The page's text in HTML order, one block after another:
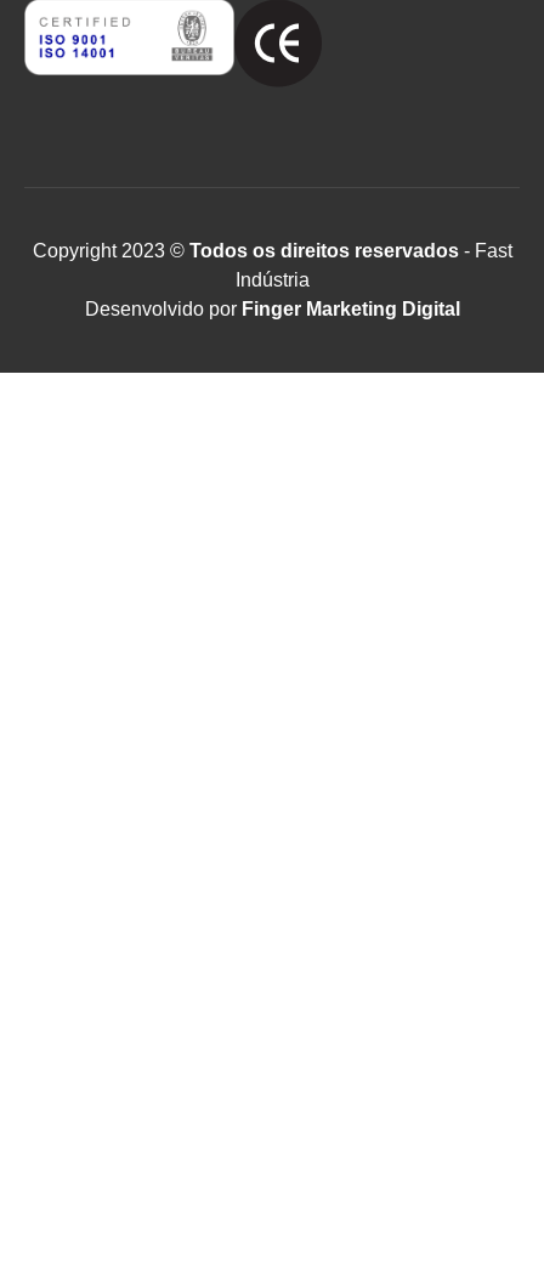
Copyright 2023 ©Todos os direitos reservados- Fast
Indústria
Desenvolvido por Finger Marketing Digital